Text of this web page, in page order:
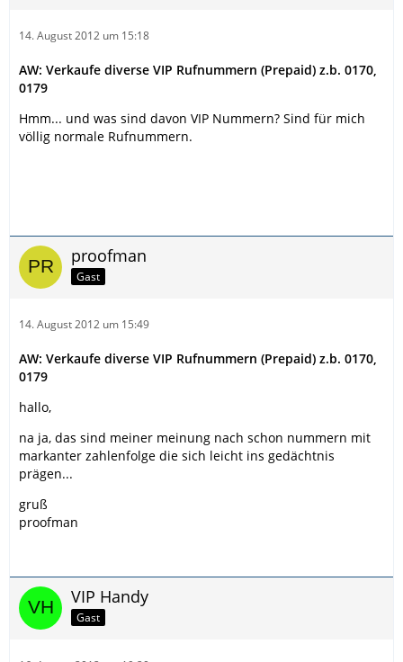
14. August 2012 um 15:18
AW: Verkaufe diverse VIP Rufnummern (Prepaid) z.b. 0170,
0179
Hmm... und was sind davon VIP Nummern? Sind für mich
völlig normale Rufnummern.
proofman
Gast
14. August 2012 um 15:49
AW: Verkaufe diverse VIP Rufnummern (Prepaid) z.b. 0170,
0179
hallo,
na ja, das sind meiner meinung nach schon nummern mit
markanter zahlenfolge die sich leicht ins gedächtnis
prägen...
gruß
proofman
VIP Handy
Gast